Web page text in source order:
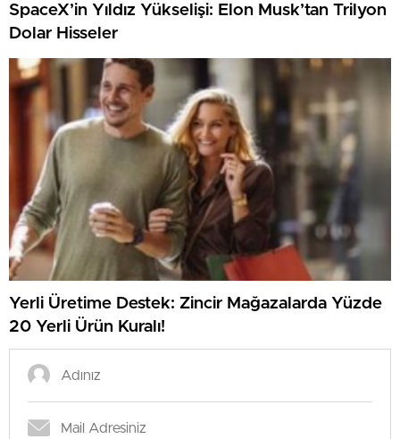
SpaceX’in Yıldız Yükselişi: Elon Musk’tan Trilyon
Dolar Hisseler
Yerli Üretime Destek: Zincir Mağazalarda Yüzde
20 Yerli Ürün Kuralı!